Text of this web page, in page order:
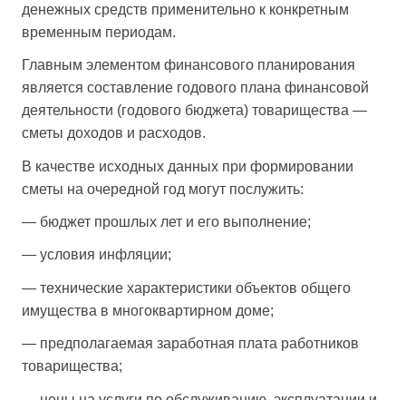
денежных средств применительно к конкретным
временным периодам.
Главным элементом финансового планирования
является составление годового плана финансовой
деятельности (годового бюджета) товарищества —
сметы доходов и расходов.
В качестве исходных данных при формировании
сметы на очередной год могут послужить:
— бюджет прошлых лет и его выполнение;
— условия инфляции;
— технические характеристики объектов общего
имущества в многоквартирном доме;
— предполагаемая заработная плата работников
товарищества;